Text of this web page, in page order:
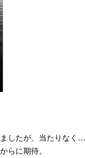
したが、当たりなく…
らに期待。